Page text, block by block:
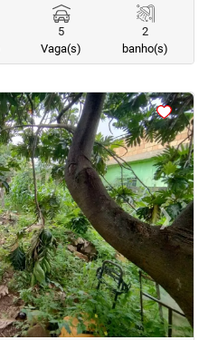
5
Vaga(s)
2
banho(s)
›Next